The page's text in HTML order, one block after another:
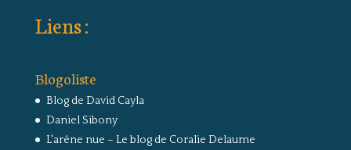
Liens :
Blogoliste
Blog de David Cayla
Daniel Sibony
L'arêne nue – Le blog de Coralie Delaume